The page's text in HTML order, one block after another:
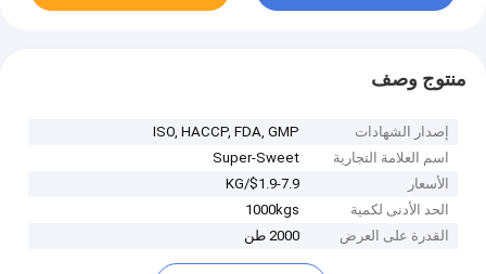
منتوج وصف
إصدار الشهادات
ISO, HACCP, FDA, GMP
اسم العلامة التجارية
Super-Sweet
الأسعار
$1.9-7.9/KG
الحد الأدنى لكمية
1000kgs
القدرة على العرض
2000 طن